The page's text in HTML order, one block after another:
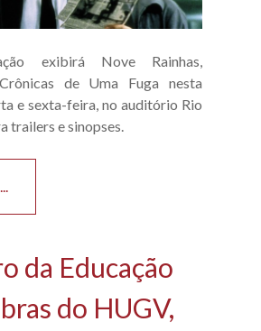
exibirá Nove Rainhas,
de Uma Fuga nesta
e sexta-feira, no auditório Rio
trailers e sinopses.
da Educação
do HUGV,